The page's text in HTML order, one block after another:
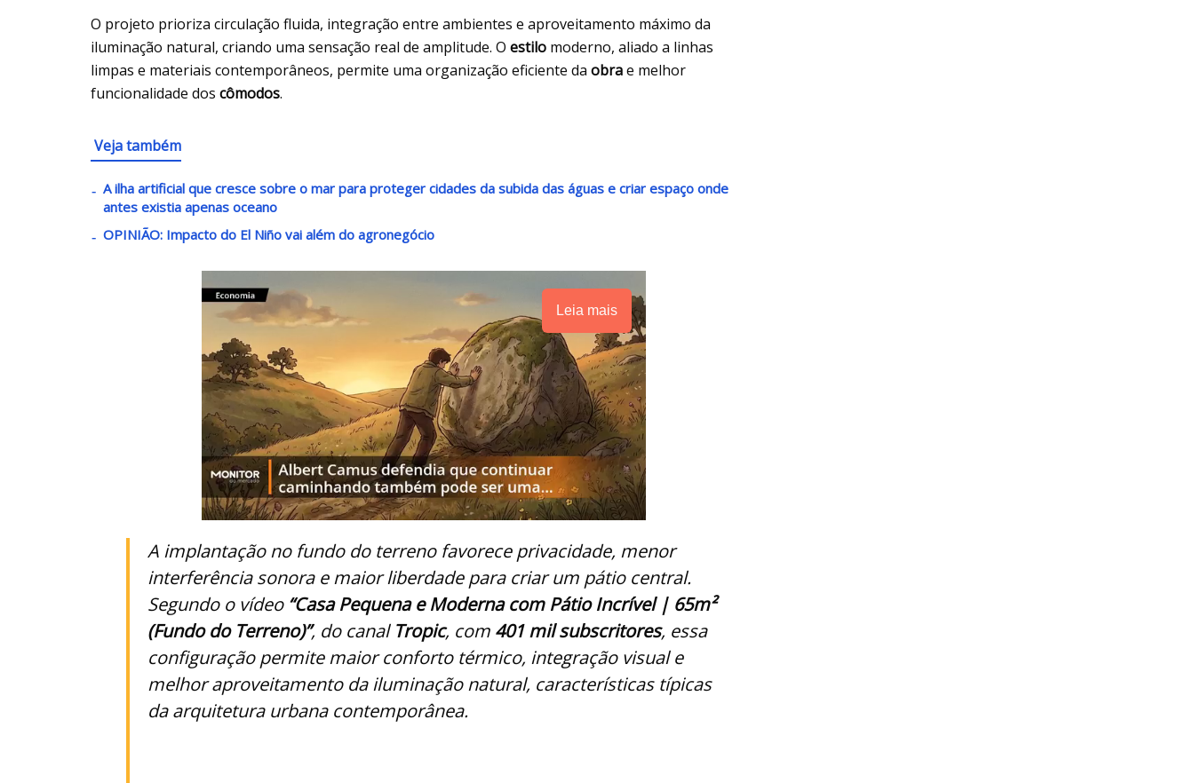
O projeto prioriza circulação fluida, integração entre ambientes e aproveitamento máximo da
iluminação natural, criando uma sensação real de amplitude. O estilo moderno, aliado a linhas
limpas e materiais contemporâneos, permite uma organização eficiente da obrae melhor
funcionalidade dos cômodos.
Veja também
A ilha artificial que cresce sobre o mar para proteger cidades da subida das águas e criar espaço onde
antes existia apenas oceano
OPINIÃO: Impacto do El Niño vai além do agronegócio
Leia mais
A implantação no fundo do terreno favorece privacidade, menor
interferência sonora e maior liberdade para criar um pátio central.
Segundo o vídeo “Casa Pequena e Moderna com Pátio Incrível | 65m²
(Fundo do Terreno)”, do canal Tropic, com 401 mil subscritores, essa
configuração permite maior conforto térmico, integração visual e
melhor aproveitamento da iluminação natural, características típicas
da arquitetura urbana contemporânea.